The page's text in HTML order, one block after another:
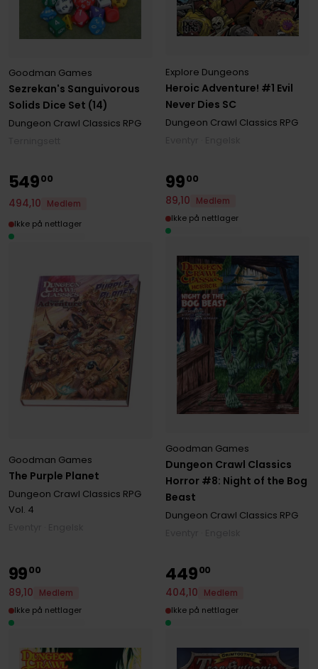
Sezrekan's Sanguivorous
Solids Dice Set (14)
Goodman Games
Dungeon Crawl Classics RPG
Heroic Adventure! #1 Evil
Never Dies SC
Explore Dungeons
Dungeon Crawl Classics RPG
The Purple Planet
Goodman Games
Dungeon Crawl Classics RPG
Vol. 4
54900
494,10
Medlem
Ikke på nettlager
Dungeon Crawl Classics
Horror #8: Night of the Bog
Beast
Goodman Games
Dungeon Crawl Classics RPG
9900
89,10
Medlem
Ikke på nettlager
9900
89,10
Medlem
Ikke på nettlager
44900
404,10
Medlem
Ikke på nettlager